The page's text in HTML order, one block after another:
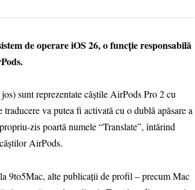
de operare iOS 26, o funcție responsabilă
sunt reprezentate căștile AirPods Pro 2 cu
va putea fi activată cu o dublă apăsare a
zis poartă numele “Translate”, întărind
AirPods.
9to5Mac, alte publicații de profil – precum Mac